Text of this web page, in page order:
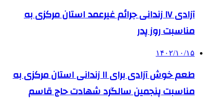
آزادی ١٧ زندانی جرائم غیرعمد استان مرکزی به
مناسبت روز پدر
۱۴۰۲/۱۰/۱۵
طعم خوش آزادی برای ۱۱ زندانی استان مرکزی به
مناسبت پنجمین سالگرد شهادت حاج قاسم